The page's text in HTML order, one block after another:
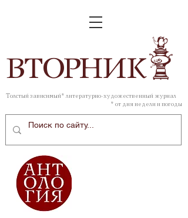
ВТОРНИК
Толстый зависимый* литературно-художественный журнал
* от дня недели и погоды